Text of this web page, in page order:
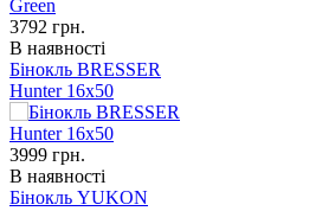
3792 грн.
В наявності
Бінокль BRESSER
Hunter 16x50
3999 грн.
В наявності
Бінокль YUKON